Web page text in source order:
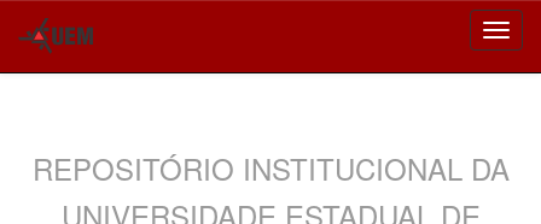
REPOSITÓRIO INSTITUCIONAL DA
UNIVERSIDADE ESTADUAL DE